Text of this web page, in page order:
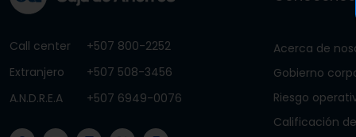
Call center
+507 800-2252
Extranjero
+507 508-3456
A.N.D.R.E.A
+507 6949-0076
Acerca de
Gobierno
Riesgo
Calificación